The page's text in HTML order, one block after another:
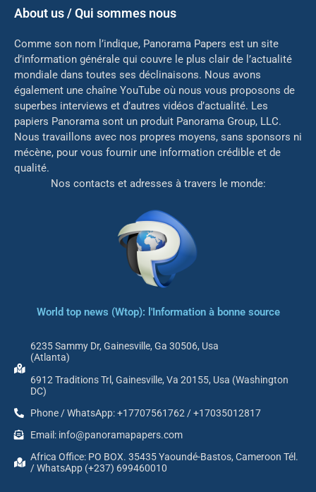
About us / Qui sommes nous
Comme son nom l’indique, Panorama Papers est un site
d’information générale qui couvre le plus clair de l’actualité
mondiale dans toutes ses déclinaisons. Nous avons
également une chaîne YouTube où nous vous proposons de
superbes interviews et d’autres vidéos d’actualité. Les
papiers Panorama sont un produit Panorama Group, LLC.
Nous travaillons avec nos propres moyens, sans sponsors ni
mécène, pour vous fournir une information crédible et de
qualité.
Nos contacts et adresses à travers le monde:
World top news (Wtop): l'Information à bonne source
6235 Sammy Dr, Gainesville, Ga 30506, Usa
(Atlanta)
6912 Traditions Trl, Gainesville, Va 20155, Usa (Washington
DC)
Phone / WhatsApp: +17707561762 / +17035012817
Email: info@panoramapapers.com
Africa Office: PO BOX. 35435 Yaoundé-Bastos, Cameroon Tél.
/ WhatsApp (+237) 699460010